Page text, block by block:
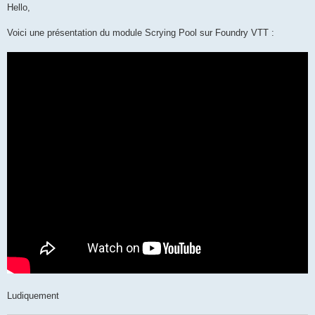
s
g
Hello,
Voici une présentation du module Scrying Pool sur Foundry VTT :
Ludiquement